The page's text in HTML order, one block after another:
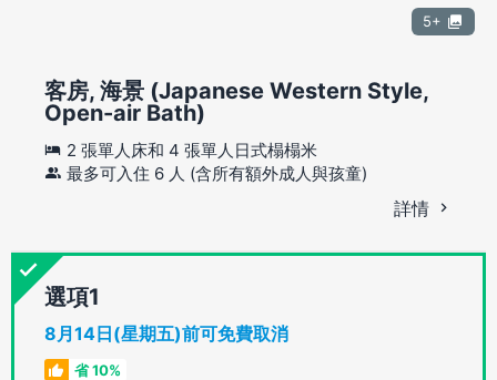
5+
客房, 海景 (Japanese Western Style,
Open-air Bath)
2 張單人床和 4 張單人日式榻榻米
最多可入住 6 人 (含所有額外成人與孩童)
詳情
選項
8月14日(星期五)前可免費取消
省 10%